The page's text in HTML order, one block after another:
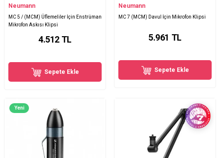
Neumann
MC 5 / (MCM) Üflemeliler İçin Enstrüman
Mikrofon Askısı Klipsi
4.512 TL
Sepete Ekle
Neumann
MC 7 (MCM) Davul İçin Mikrofon Klipsi
5.961 TL
Sepete Ekle
Yeni